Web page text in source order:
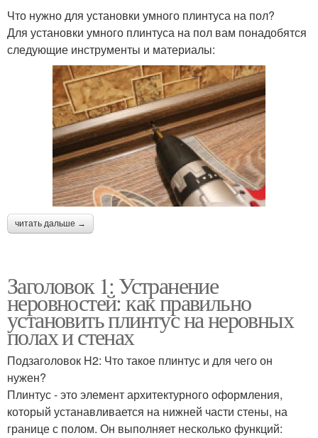
Что нужно для установки умного плинтуса на пол?
Для установки умного плинтуса на пол вам понадобятся
следующие инструменты и материалы:
читать дальше →
Заголовок 1: Устранение
неровностей: как правильно
установить плинтус на неровных
полах и стенах
Подзаголовок H2: Что такое плинтус и для чего он
нужен?
Плинтус - это элемент архитектурного оформления,
который устанавливается на нижней части стены, на
границе с полом. Он выполняет несколько функций: